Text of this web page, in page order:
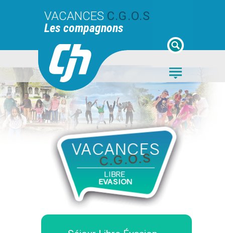
VACANCES C.G.O.S
Les compagnons